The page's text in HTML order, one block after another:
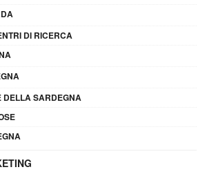
DI RICERCA
DELLA SARDEGNA